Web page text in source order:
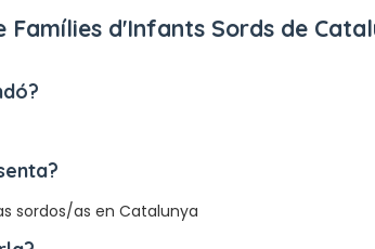
Famílies d'Infants Sords de
sordos/as en Catalunya